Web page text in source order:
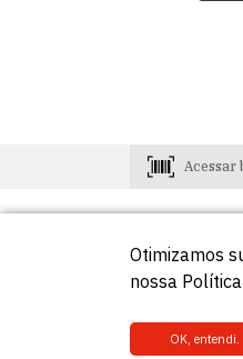
Acessar
0800-
Otimizamos
nossa
OK, entendi.